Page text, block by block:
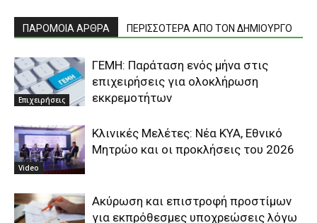
ΠΑΡΟΜΟΙΑ ΑΡΘΡΑ ΠΕΡΙΣΣΟΤΕΡΑ ΑΠΟ ΤΟΝ ΔΗΜΙΟΥΡΓΟ
Επιχειρήσεις
ΓΕΜΗ: Παράταση ενός μήνα στις
επιχειρήσεις για ολοκλήρωση
εκκρεμοτήτων
Video
Κλινικές Μελέτες: Νέα ΚΥΑ, Εθνικό
Μητρώο και οι προκλήσεις του 2026
Ακύρωση και επιστροφή προστίμων
για εκπρόθεσμες υποχρεώσεις λόγω